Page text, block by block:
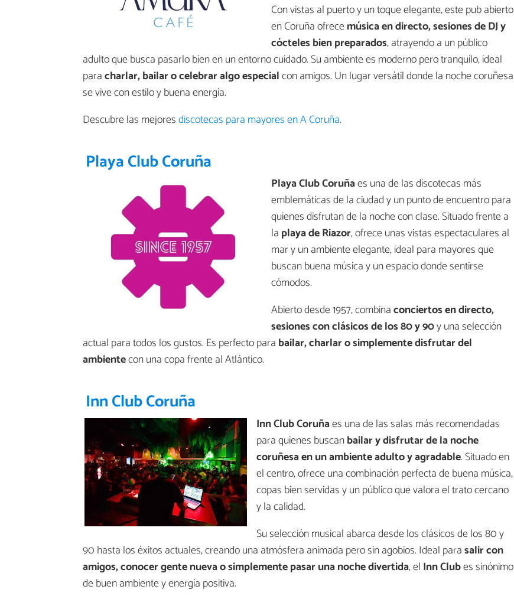
Con vistas al puerto y un toque elegante, este pub abierto
en Coruña ofrecemúsica en directo, sesiones de DJ y
cócteles bien preparados, atrayendo a un público
adulto que busca pasarlo bien en un entorno cuidado. Su ambiente es moderno pero tranquilo, ideal
paracharlar, bailar o celebrar algo especialcon amigos. Un lugar versátil donde la noche coruñesa
se vive con estilo y buena energía.
Descubre las mejoresdiscotecas para mayores en A Coruña.
Playa Club Coruña
Playa Club Coruñaes una de las discotecas más
emblemáticas de la ciudad y un punto de encuentro para
quienes disfrutan de la noche con clase. Situado frente a
la playa de Riazor, ofrece unas vistas espectaculares al
mar y un ambiente elegante, ideal para mayores que
buscan buena música y un espacio donde sentirse
cómodos.
Abierto desde 1957, combinaconciertos en directo,
sesiones con clásicos de los 80 y 90y una selección
actual para todos los gustos. Es perfecto para bailar, charlar o simplemente disfrutar del
ambientecon una copa frente al Atlántico.
Inn Club Coruña
Inn Club Coruñaes una de las salas más recomendadas
para quienes buscanbailar y disfrutar de la noche
coruñesa en un ambiente adulto y agradable. Situado en
el centro, ofrece una combinación perfecta de buena música,
copas bien servidas y un público que valora el trato cercano
y la calidad.
Su selección musical abarca desde los clásicos de los 80 y
90 hasta los éxitos actuales, creando una atmósfera animada pero sin agobios. Ideal parasalir con
amigos, conocer gente nueva o simplemente pasar una noche divertida, el Inn Clubes sinónimo
de buen ambiente y energía positiva.